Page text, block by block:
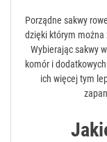
Porządne sakwy
dzięki którym można
Wybierając sakwy
komór i
ich więcej tym